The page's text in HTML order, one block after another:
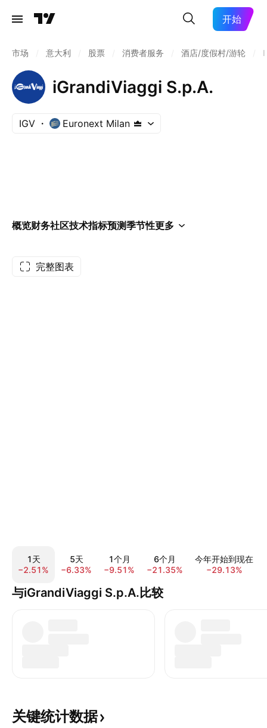
开始
市场 意大利 股票 消费者服务 酒店/度假村/游轮
iGrandiViaggi S.p.A.
IGV Euronext Milan
概览财务社区技术指标预测季节性更多
完整图表
1天
−2.51%
5天
−6.33%
1个月
−9.51%
6个月
−21.35%
今年开始到现在
−29.13%
与iGrandiViaggi S.p.A.比较
关键统计数据